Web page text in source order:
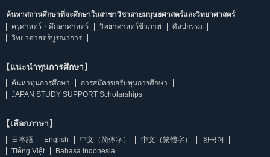
ค้นหาสถานศึกษาที่จะศึกษาในสาขาวิชาสายมนุษยศาสตร์และวิทยาศาสตร์
ครุศาสตร์・ศึกษาศาสตร์
วิทยาศาสตร์ชีวภาพ
ศิลปกรรม
วิทยาศาสตร์บูรณาการ
【แนะนำทุนการศึกษา】
ค้นหาทุนการศึกษา
การสมัครขอรับทุนการศึกษา
JAPAN STUDY SUPPORT Scholarships
【เลือกภาษา】
日本語 English 中文（简体字） 中文（繁體字）
한국어
Tiếng Việt
Bahasa Indonesia